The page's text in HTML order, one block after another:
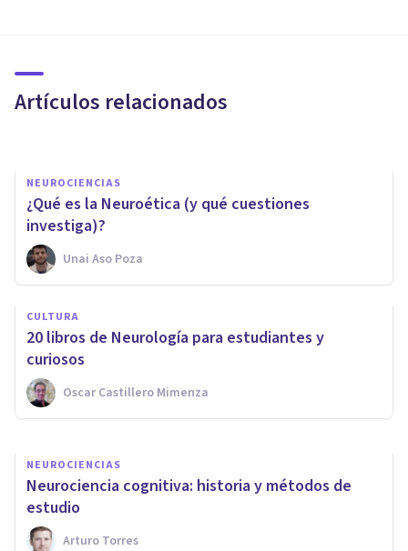
Artículos relacionados
humana
NEUROCIENCIAS
¿Qué es la Neuroética (y qué cuestiones
investiga)?
Unai Aso Poza
CULTURA
​20 libros de Neurología para estudiantes y
curiosos
Oscar Castillero Mimenza
NEUROCIENCIAS
La teoría del cerebro triuno de
MacLean: qué es y qué
propone
Andrés Carrillo
NEUROCIENCIAS
Neurociencia cognitiva: historia y métodos de
estudio
Arturo Torres